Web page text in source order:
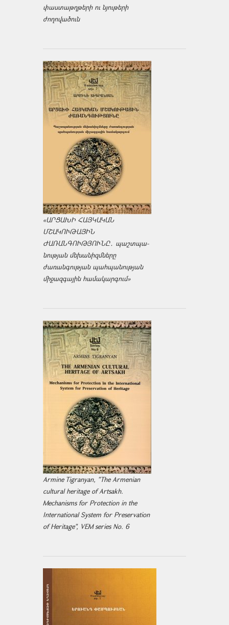
փաստաթղթերի ու նյութերի
ժողովածուն
«ԱՐՑԱԽԻ ՀԱՅԿԱԿԱՆ
ՄՇԱԿՈՒԹԱՅԻՆ
ԺԱՌԱՆԳՈՒԹՅՈՒՆԸ․ պաշտպա­
նության մեխանիզմները
ժառանգության պահպանության
միջազ­գային համակարգում»
Armine Tigranyan, "The Armenian
cultural heritage of Artsakh.
Mechanisms for Protection in the
International System for Preservation
of Heritage", VEM series No. 6